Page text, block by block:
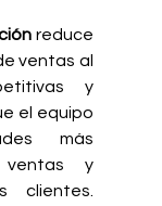
reduce
ventas al
y
el equipo
más
ventas y
clientes.